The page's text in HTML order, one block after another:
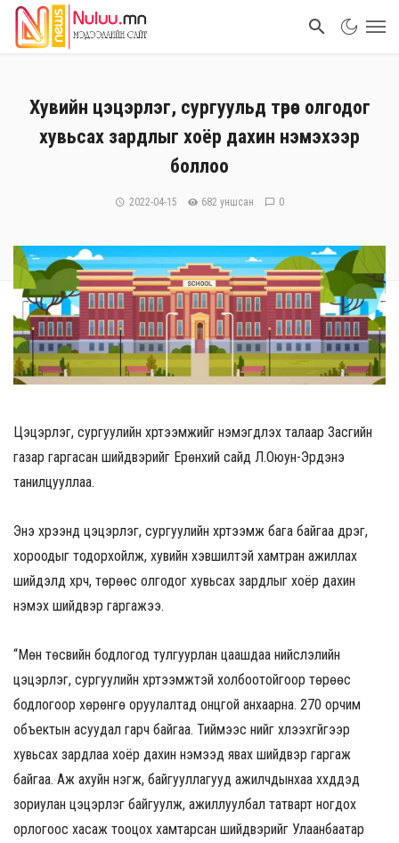
Хувийн цэцэрлэг, сургуульд төрөөс олгодог
хувьсах зардлыг хоёр дахин нэмэхээр
боллоо
2022-04-15 682 уншсан 0
Цэцэрлэг, сургуулийн хүртээмжийг нэмэгдүүлэх талаар Засгийн
газар гаргасан шийдвэрийг Ерөнхий сайд Л.Оюун-Эрдэнэ
танилцууллаа.
Энэ хүрээнд цэцэрлэг, сургуулийн хүртээмж бага байгаа дүүрэг,
хороодыг тодорхойлж, хувийн хэвшилтэй хамтран ажиллах
шийдэлд хүрч, төрөөс олгодог хувьсах зардлыг хоёр дахин
нэмэх шийдвэр гаргажээ.
“Мөн төсвийн бодлогод тулгуурлан цаашдаа нийслэлийн
цэцэрлэг, сургуулийн хүртээмжтэй холбоотойгоор төрөөс
бодлогоор хөрөнгө оруулалтад онцгой анхаарна. 270 орчим
объектын асуудал гарч байгаа. Тиймээс үүнийг хүлээхгүйгээр
хувьсах зардлаа хоёр дахин нэмээд явах шийдвэр гаргаж
байгаа. Аж ахуйн нэгж, байгууллагууд ажилчдынхаа хүүхдүүдэд
зориулан цэцэрлэг байгуулж, ажиллуулбал татварт ногдох
орлогоос хасаж тооцох хамтарсан шийдвэрийг Улаанбаатар